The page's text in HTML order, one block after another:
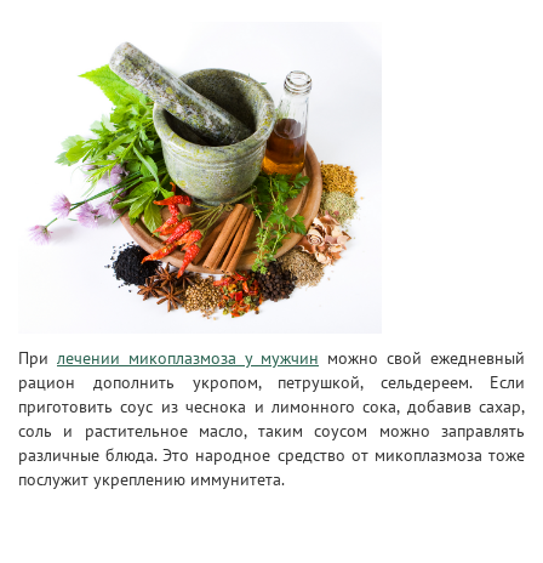
При лечении микоплазмоза у мужчин можно свой ежедневный
рацион дополнить укропом, петрушкой, сельдереем. Если
приготовить соус из чеснока и лимонного сока, добавив сахар,
соль и растительное масло, таким соусом можно заправлять
различные блюда. Это народное средство от микоплазмоза тоже
послужит укреплению иммунитета.